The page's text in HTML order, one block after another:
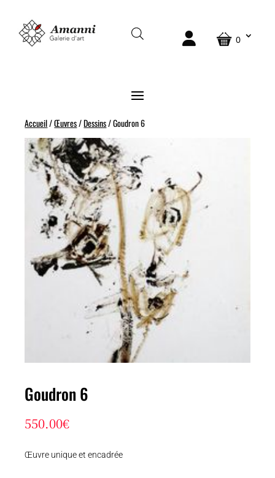
0
Accueil/Œuvres/Dessins/ Goudron 6
Goudron 6
550.00€
Œuvre unique et encadrée